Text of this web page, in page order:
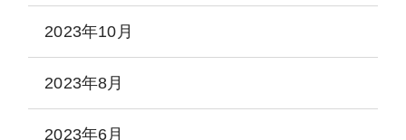
2023年10月
2023年8月
2023年6月